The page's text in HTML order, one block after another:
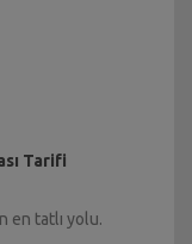
Tarifi
en tatlı yolu.